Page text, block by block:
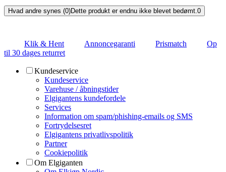
Hvad andre synes (0)Dette produkt er endnu ikke blevet bedømt.0
Klik & Hent Annoncegaranti Prismatch
Op
til 30 dages returret
Kundeservice
Kundeservice
Varehuse / åbningstider
Elgigantens kundefordele
Services
Information om spam/phishing-emails og SMS
Fortrydelsesret
Elgigantens privatlivspolitik
Partner
Cookiepolitik
Om Elgiganten